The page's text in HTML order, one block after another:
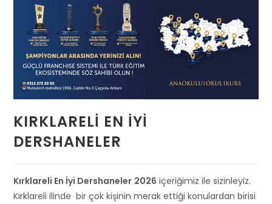
KIRKLARELI EN İYI
DERSHANELER
Kırklareli En İyi Dershaneler 2026 içeriğimiz ile sizinleyiz.
Kırklareli ilinde bir çok kişinin merak ettiği konulardan birisi